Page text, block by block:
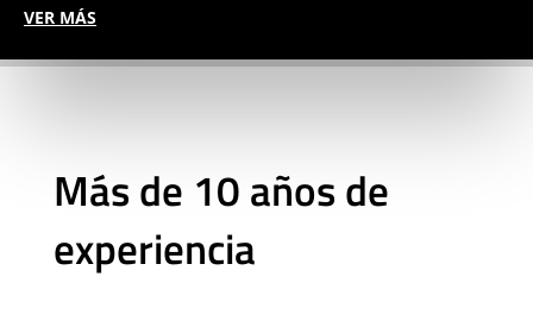
VER MÁS
Más de 10 años de
experiencia